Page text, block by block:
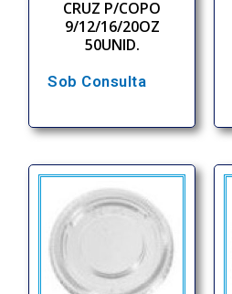
CRUZ P/COPO
9/12/16/20OZ
50UNID.
Sob Consulta